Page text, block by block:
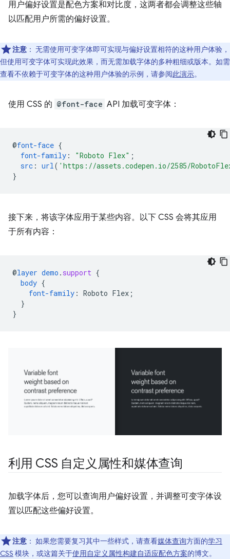
用户偏好设置是配色方案和对比度，这两者都会调整这些轴
以匹配用户所需的偏好设置。
注意 ： 无需使用可变字体即可实现与偏好设置相符的这种用户体验，
但使用可变字体可实现此效果，而无需加载字体的多种粗细或版本。如需
查看不依赖于可变字体的这种用户体验的示例，请参阅此演示。
使用 CSS 的 @font-face API 加载可变字体：
@font-face {
font-family : "Roboto Flex" ;
src : url( 'https://assets.codepen.io/2585/
}
接下来，将该字体应用于某些内容。以下 CSS 会将其应用
于所有内容：
@layer demo . support {
body {
font-family : Roboto Flex ;
}
}
利用 CSS 自定义属性和媒体查询
加载字体后，您可以查询用户偏好设置，并调整可变字体设
置以匹配这些偏好设置。
注意 ： 如果您需要复习其中一些样式，请查看媒体查询方面的学习
CSS 模块，或这篇关于使用自定义属性构建自适应配色方案的博文。